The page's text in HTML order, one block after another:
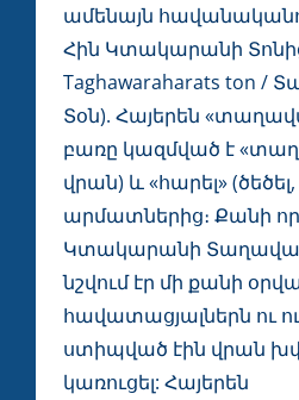
ամենայն
Հին Կտակարանի
Taghawaraharats ton /
Տօն). Հայերեն
բառը կազմված է
վրան) և «հարել»
արմատներից։ Քանի
Կտակարանի
նշվում էր մի քանի
հավատացյալներն ու
ստիպված էին վրան
կառուցել: Հայերեն